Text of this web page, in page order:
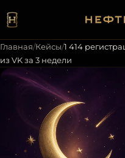
Главная/Кейсы/1 414
из VK за 3 недели